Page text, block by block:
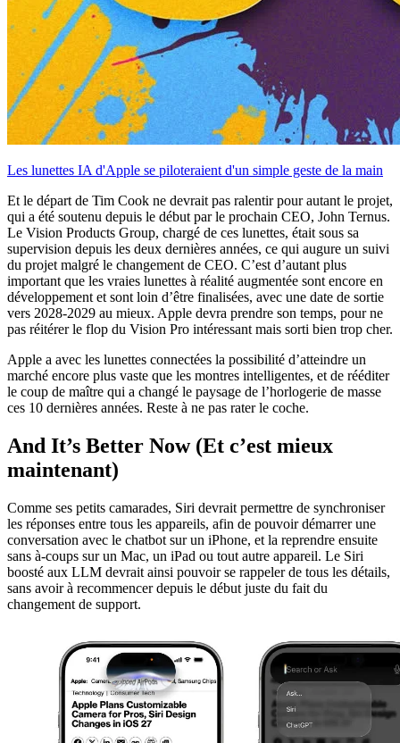
Les lunettes IA d'Apple se piloteraient d'un simple geste de la main
Et le départ de Tim Cook ne devrait pas ralentir pour autant le projet,
qui a été soutenu depuis le début par le prochain CEO, John Ternus.
Le Vision Products Group, chargé de ces lunettes, était sous sa
supervision depuis les deux dernières années, ce qui augure un suivi
du projet malgré le changement de CEO. C’est d’autant plus
important que les vraies lunettes à réalité augmentée sont encore en
développement et sont loin d’être finalisées, avec une date de sortie
vers 2028-2029 au mieux. Apple devra prendre son temps, pour ne
pas réitérer le flop du Vision Pro intéressant mais sorti bien trop cher.
Apple a avec les lunettes connectées la possibilité d’atteindre un
marché encore plus vaste que les montres intelligentes, et de rééditer
le coup de maître qui a changé le paysage de l’horlogerie de masse
ces 10 dernières années. Reste à ne pas rater le coche.
And It’s Better Now (Et c’est mieux
maintenant)
Comme ses petits camarades, Siri devrait permettre de synchroniser
les réponses entre tous les appareils, afin de pouvoir démarrer une
conversation avec le chatbot sur un iPhone, et la reprendre ensuite
sans à-coups sur un Mac, un iPad ou tout autre appareil. Le Siri
boosté aux LLM devrait ainsi pouvoir se rappeler de tous les détails,
sans avoir à recommencer depuis le début juste du fait du
changement de support.